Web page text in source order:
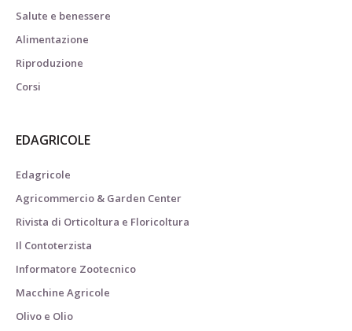
Salute e benessere
Alimentazione
Riproduzione
Corsi
EDAGRICOLE
Edagricole
Agricommercio & Garden Center
Rivista di Orticoltura e Floricoltura
Il Contoterzista
Informatore Zootecnico
Macchine Agricole
Olivo e Olio